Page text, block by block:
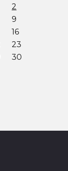
2
9
16
23
30